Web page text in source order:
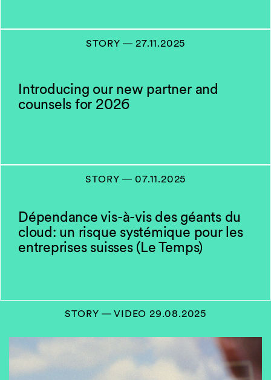
STORY―27.11.2025
Introducing our new partner and
counsels for 2026
STORY―07.11.2025
Dépendance vis-à-vis des géants du
cloud: un risque systémique pour les
entreprises suisses (Le Temps)
STORY― VIDEO29.08.2025